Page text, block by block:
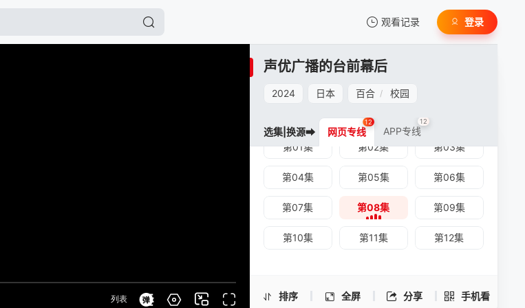
观看记录
我的观影记录
登录
声优广播的台前幕后
2024 日本 百合 / 校园
排序 全屏 分享 手机看
手机扫一扫继续看
选集|换源➡ 网页专线
12
APP专线
12
第01集 第02集 第03集
第04集 第05集 第06集
第07集 第08集 第09集
第10集 第11集 第12集